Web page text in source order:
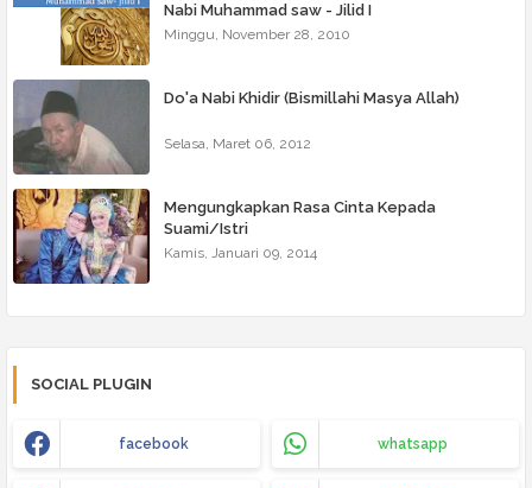
Nabi Muhammad saw - Jilid I
Minggu, November 28, 2010
Do'a Nabi Khidir (Bismillahi Masya Allah)
Selasa, Maret 06, 2012
Mengungkapkan Rasa Cinta Kepada
Suami/Istri
Kamis, Januari 09, 2014
SOCIAL PLUGIN
facebook whatsapp